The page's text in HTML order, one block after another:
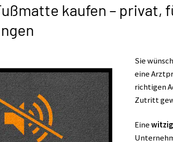
kaufen – privat,
Sie
eine
richtigen
Zutritt
Eine